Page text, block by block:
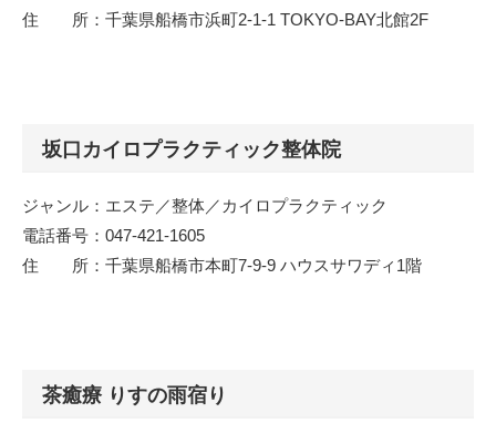
住 所：千葉県船橋市浜町2-1-1 TOKYO-BAY北館2F
坂口カイロプラクティック整体院
ジャンル：エステ／整体／カイロプラクティック
電話番号：047-421-1605
住 所：千葉県船橋市本町7-9-9 ハウスサワディ1階
茶癒療 りすの雨宿り